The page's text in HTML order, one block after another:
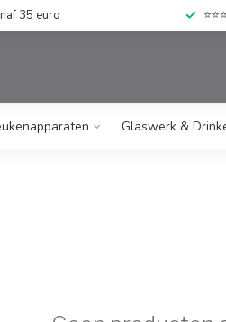
35 euro
Glaswerk &